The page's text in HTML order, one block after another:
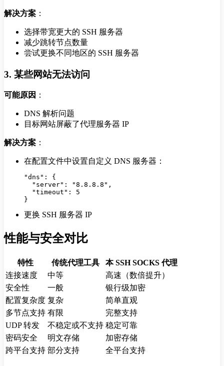
解决方案 ：
选择带宽更大的 SSH 服务器
减少跳转节点数量
尝试更换不同地区的 SSH 服务器
3. 某些网站无法访问
可能原因 ：
DNS 解析问题
目标网站屏蔽了代理服务器 IP
解决方案 ：
在配置文件中设置自定义 DNS 服务器：
"dns": {
  "server": "8.8.8.8",
  "timeout": 5
更换 SSH 服务器 IP
性能与安全对比
特性 传统代理工具
本 SSH SOCKS 代理
连接速度
中等
高速（数倍提升）
安全性
一般
银行级加密
配置复杂度 复杂
简单直观
多节点支持 有限
完整支持
UDP 转发
不稳定或不支持 稳定可靠
密码安全
明文存储
加密存储
跨平台支持 部分支持 全平台支持